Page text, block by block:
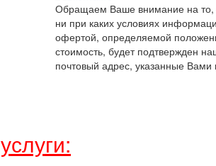
Обращаем Ваше внимание на то,
ни при каких условиях
офертой, определяемой
стоимость, будет подтвержден
почтовый адрес, указанные Вами
услуги: